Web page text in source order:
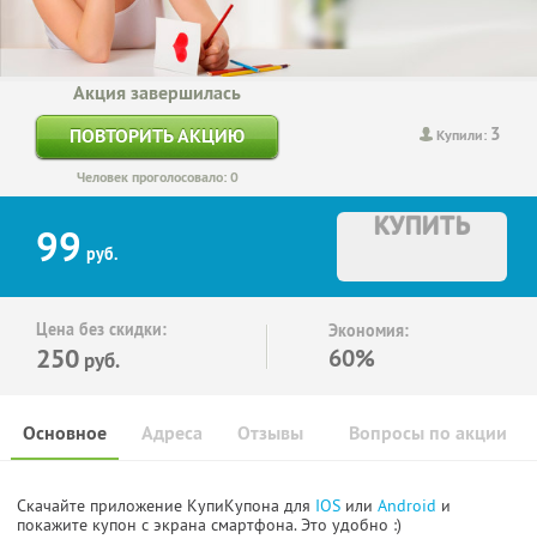
Купили: 3
Акция завершилась
ПОВТОРИТЬ АКЦИЮ
Человек проголосовало: 0
99 руб.
КУПИТЬ
Цена без скидки:
250 руб.
Экономия:
60%
Основное Отзывы Вопросы по акции
Адреса
Скачайте приложение КупиКупона для IOS или Android и
покажите купон с экрана смартфона. Это удобно :)